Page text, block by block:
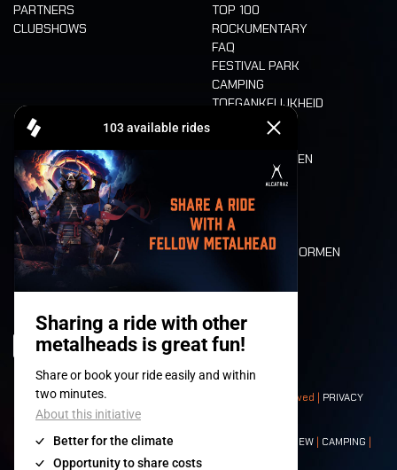
PARTNERS
CLUBSHOWS
TOP 100
ROCKUMENTARY
FAQ
FESTIVAL PARK
CAMPING
TOEGANKELIJKHEID
CASHLESS
ETEN EN DRINKEN
MOBILITEIT
LONE WOLVES
PLATTEGROND
DEATH RIDE
WAARDEN EN NORMEN
HISTORIEK
© 2008-2026- Apache Productions VZW – All rights reserved | PRIVACY
POLICY|ALGEMENE VOORWAARDEN
Contact:GENERAL| PARTNERSHIPS CREW | CAMPING |
NEIGHBOURS